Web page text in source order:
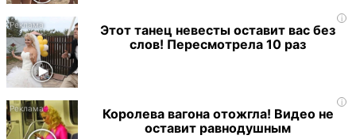
i
Этот танец невесты оставит вас без
слов! Пересмотрела 10 раз
i
Королева вагона отожгла! Видео не
оставит равнодушным